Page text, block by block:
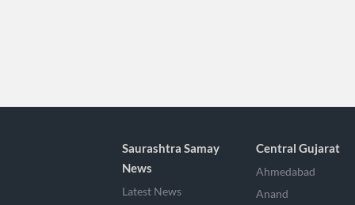
Saurashtra Samay
News
Latest News
Central Gujarat
Ahmedabad
Anand